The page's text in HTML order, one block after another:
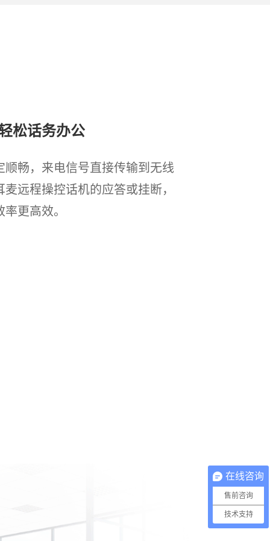
松话务办公
顺畅，来电信号直接传输到无线
远程操控话机的应答或挂断，
更高效。
在线咨询
售前咨询
技术支持